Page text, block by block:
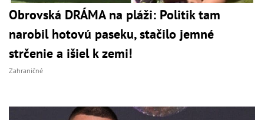
Obrovská DRÁMA na pláži: Politik tam
narobil hotovú paseku, stačilo jemné
strčenie a išiel k zemi!
Zahraničné